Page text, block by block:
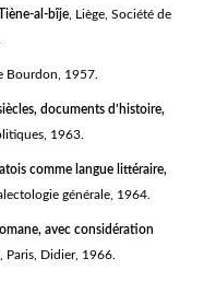
al-bîje, Liège, Société de
Bourdon, 1957.
documents d’histoire,
1963.
comme langue littéraire,
générale, 1964.
avec considération
Paris, Didier, 1966.